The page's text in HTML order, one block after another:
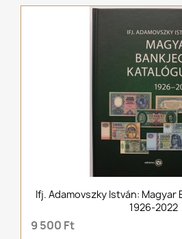
Ifj. Adamovszky István: Magyar
1926-2022
9 500 Ft